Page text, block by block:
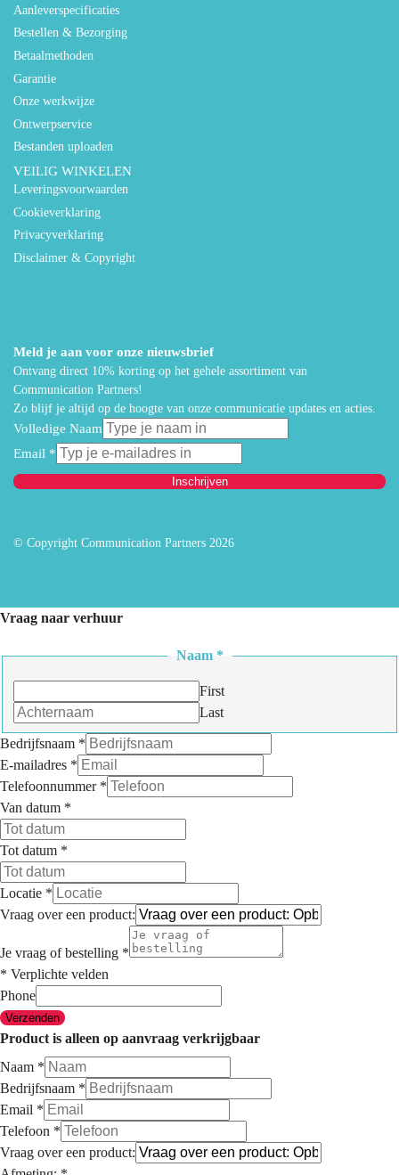
Aanleverspecificaties
Bestellen & Bezorging
Betaalmethoden
Garantie
Onze werkwijze
Ontwerpservice
Bestanden uploaden
VEILIG WINKELEN
Leveringsvoorwaarden
Cookieverklaring
Privacyverklaring
Disclaimer & Copyright
Meld je aan voor onze nieuwsbrief
Ontvang direct 10% korting op het gehele assortiment van
Communication Partners!
Zo blijf je altijd op de hoogte van onze communicatie updates en acties.
Volledige Naam
Email *
Inschrijven
© Copyright Communication Partners 2026
Vraag naar verhuur
Naam *
First
Last
Bedrijfsnaam *
E-mailadres *
Telefoonnummer *
Van datum *
Tot datum *
Locatie *
Vraag over een product:
Je vraag of bestelling *
* Verplichte velden
Phone
Verzenden
Product is alleen op aanvraag verkrijgbaar
Naam *
Bedrijfsnaam *
Email *
Telefoon *
Vraag over een product: